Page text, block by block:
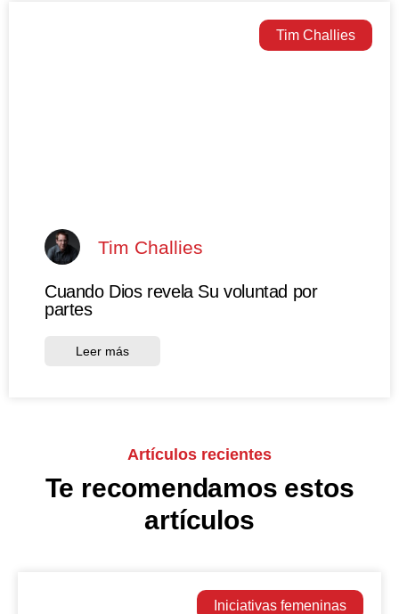
Tim Challies
Tim Challies
Cuando Dios revela Su voluntad por
partes
Leer más
Artículos recientes
Te recomendamos estos
artículos
Iniciativas femeninas